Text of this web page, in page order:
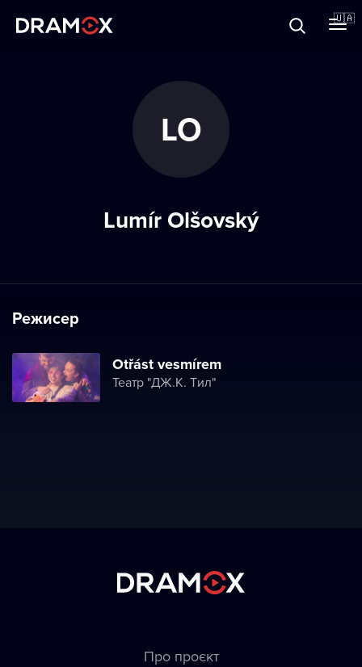
🇺🇦
Зареєструватися
LO
Lumír Olšovský
Режисер
Otřást vesmírem
Театр "ДЖ.K. Tил"
Про проєкт